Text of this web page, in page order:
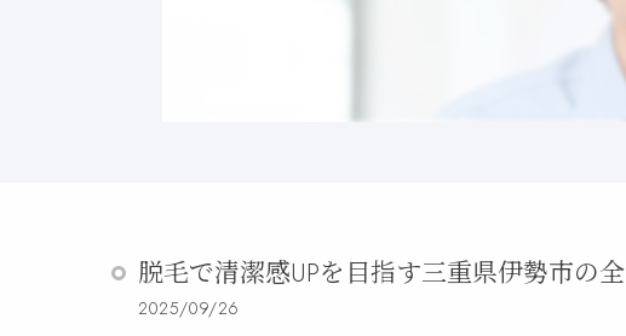
脱毛で清潔感UPを目指す三重県伊勢市の
2025/09/26